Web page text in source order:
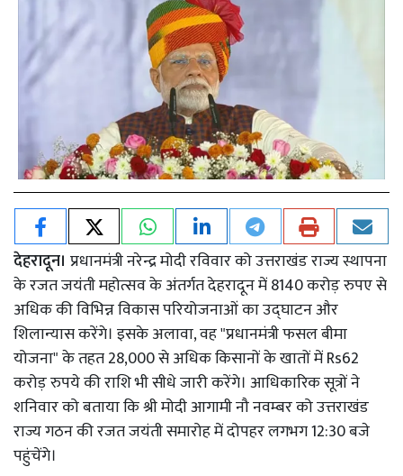
देहरादून। प्रधानमंत्री नरेन्द्र मोदी रविवार को उत्तराखंड राज्य स्थापना
के रजत जयंती महोत्सव के अंतर्गत देहरादून में 8140 करोड़ रुपए से
अधिक की विभिन्न विकास परियोजनाओं का उद्घाटन और
शिलान्यास करेंगे। इसके अलावा, वह "प्रधानमंत्री फसल बीमा
योजना" के तहत 28,000 से अधिक किसानों के खातों में Rs62
करोड़ रुपये की राशि भी सीधे जारी करेंगे। आधिकारिक सूत्रों ने
शनिवार को बताया कि श्री मोदी आगामी नौ नवम्बर को उत्तराखंड
राज्य गठन की रजत जयंती समारोह में दोपहर लगभग 12:30 बजे
पहुंचेंगे।